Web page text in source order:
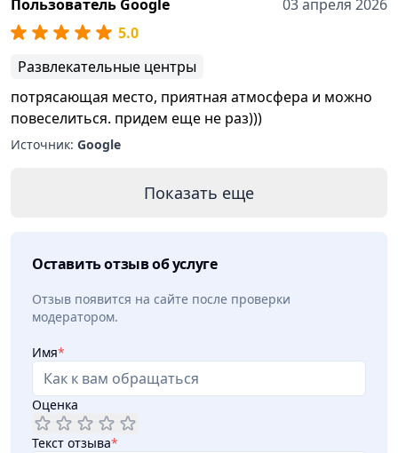
Пользователь Google
03 апреля 2026
5.0
Развлекательные центры
потрясающая место, приятная атмосфера и можно
повеселиться. придем еще не раз)))
Источник: Google
Показать еще
Оставить отзыв об услуге
Отзыв появится на сайте после проверки
модератором.
Имя*
Оценка
Текст отзыва*